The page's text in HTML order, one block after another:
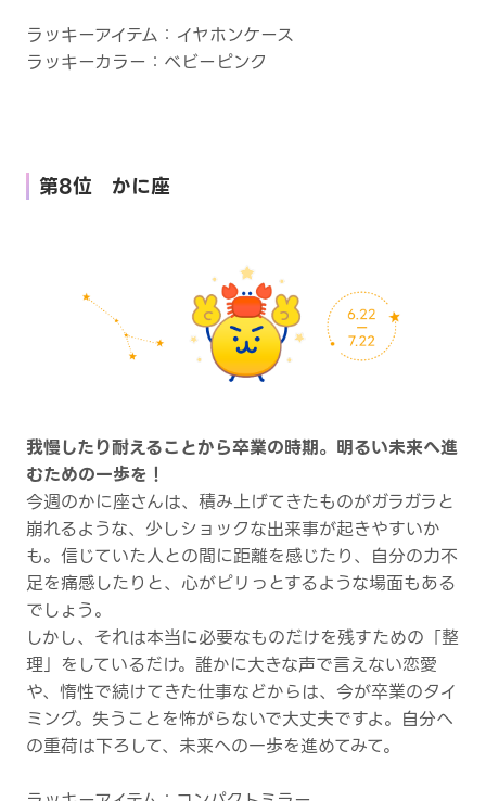
ラッキーアイテム：イヤホンケース
ラッキーカラー：ベビーピンク
第8位 かに座
我慢したり耐えることから卒業の時期。明るい未来へ進
むための一歩を！
今週のかに座さんは、積み上げてきたものがガラガラと
崩れるような、少しショックな出来事が起きやすいか
も。信じていた人との間に距離を感じたり、自分の力不
足を痛感したりと、心がピリっとするような場面もある
でしょう。
しかし、それは本当に必要なものだけを残すための「整
理」をしているだけ。誰かに大きな声で言えない恋愛
や、惰性で続けてきた仕事などからは、今が卒業のタイ
ミング。失うことを怖がらないで大丈夫ですよ。自分へ
の重荷は下ろして、未来への一歩を進めてみて。